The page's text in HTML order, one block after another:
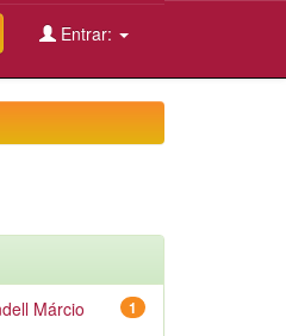
Entrar:
1
Márcio